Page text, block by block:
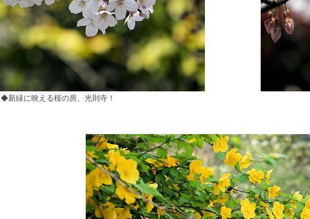
◆新緑に映える桜の房、光則寺！